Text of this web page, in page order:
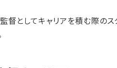
としてキャリアを積む際のス